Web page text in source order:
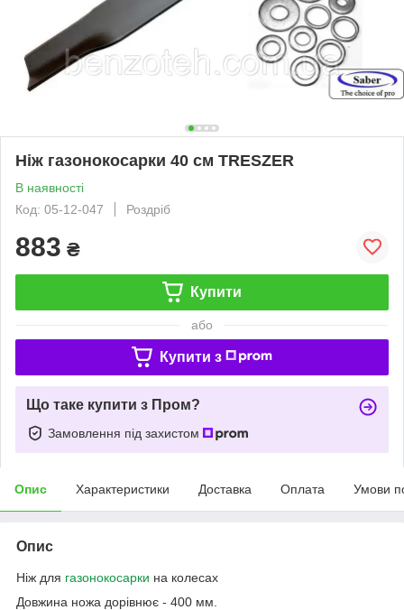
Ніж газонокосарки 40 см TRESZER
В наявності
Код: 05-12-047
Роздріб
883 ₴
Купити
або
Купити з
Що таке купити з Пром?
Замовлення під захистом
Опис Характеристики Доставка Оплата Умови
Опис
Ніж для газонокосарки на колесах
Довжина ножа дорівнює - 400 мм.